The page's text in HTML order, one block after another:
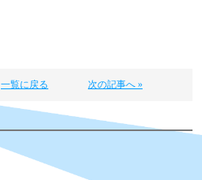
一覧に戻る 次の記事へ »